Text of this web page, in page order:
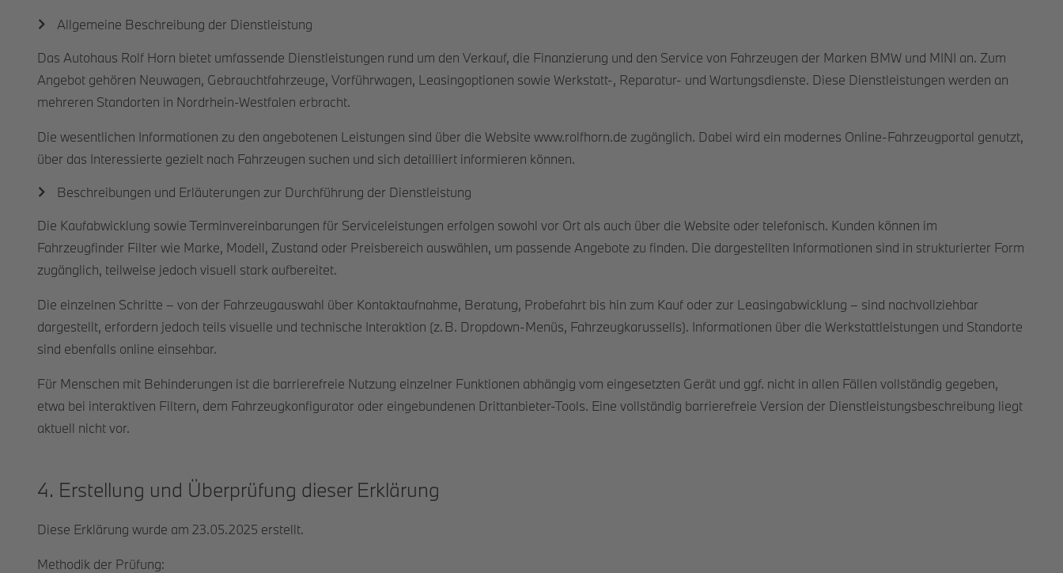
Allgemeine Beschreibung der Dienstleistung
Das Autohaus Rolf Horn bietet umfassende Dienstleistungen rund um den Verkauf, die Finanzierung und den Service von Fahrzeugen der Marken BMW und MINI an. Zum
Angebot gehören Neuwagen, Gebrauchtfahrzeuge, Vorführwagen, Leasingoptionen sowie Werkstatt-, Reparatur- und Wartungsdienste. Diese Dienstleistungen werden an
mehreren Standorten in Nordrhein-Westfalen erbracht.
Die wesentlichen Informationen zu den angebotenen Leistungen sind über die Website www.rolfhorn.de zugänglich. Dabei wird ein modernes Online-Fahrzeugportal genutzt,
über das Interessierte gezielt nach Fahrzeugen suchen und sich detailliert informieren können.
Beschreibungen und Erläuterungen zur Durchführung der Dienstleistung
Die Kaufabwicklung sowie Terminvereinbarungen für Serviceleistungen erfolgen sowohl vor Ort als auch über die Website oder telefonisch. Kunden können im
Fahrzeugfinder Filter wie Marke, Modell, Zustand oder Preisbereich auswählen, um passende Angebote zu finden. Die dargestellten Informationen sind in strukturierter Form
zugänglich, teilweise jedoch visuell stark aufbereitet.
Die einzelnen Schritte – von der Fahrzeugauswahl über Kontaktaufnahme, Beratung, Probefahrt bis hin zum Kauf oder zur Leasingabwicklung – sind nachvollziehbar
dargestellt, erfordern jedoch teils visuelle und technische Interaktion (z. B. Dropdown-Menüs, Fahrzeugkarussells). Informationen über die Werkstattleistungen und Standorte
sind ebenfalls online einsehbar.
Für Menschen mit Behinderungen ist die barrierefreie Nutzung einzelner Funktionen abhängig vom eingesetzten Gerät und ggf. nicht in allen Fällen vollständig gegeben,
etwa bei interaktiven Filtern, dem Fahrzeugkonfigurator oder eingebundenen Drittanbieter-Tools. Eine vollständig barrierefreie Version der Dienstleistungsbeschreibung liegt
aktuell nicht vor.
4. Erstellung und Überprüfung dieser Erklärung
Diese Erklärung wurde am 23.05.2025 erstellt.
Methodik der Prüfung: